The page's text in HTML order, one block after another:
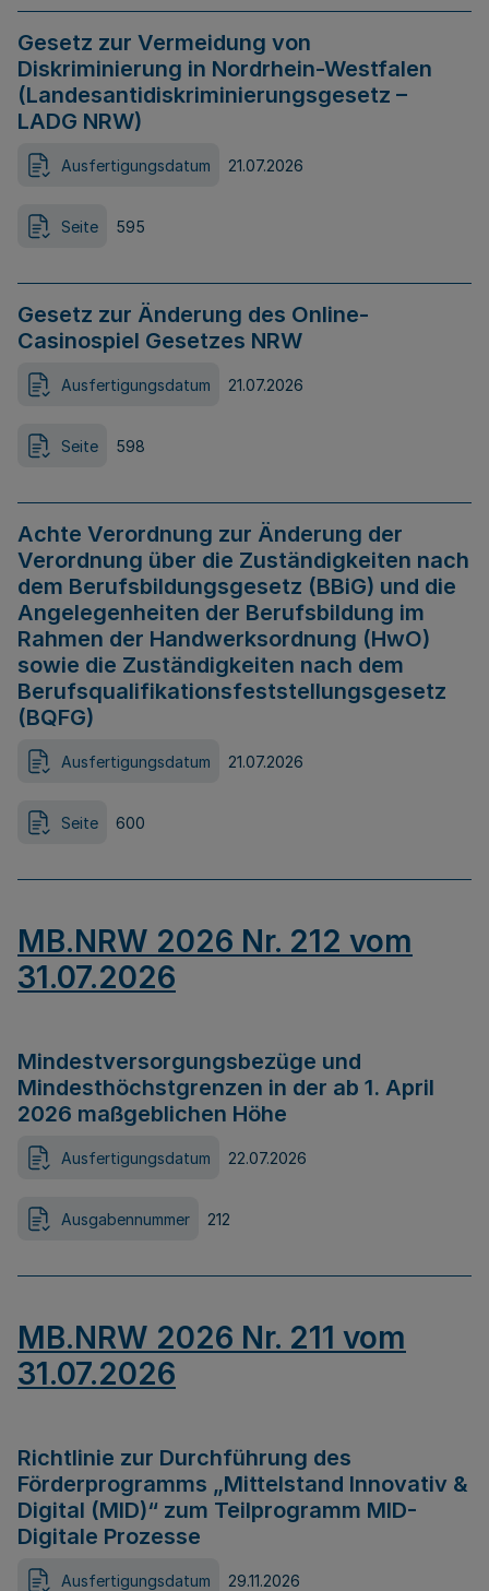
Gesetz zur Vermeidung von
Diskriminierung in Nordrhein-Westfalen
(Landesantidiskriminierungsgesetz –
LADG NRW)
Ausfertigungsdatum 21.07.2026
Seite 595
Gesetz zur Änderung des Online-
Casinospiel Gesetzes NRW
Ausfertigungsdatum 21.07.2026
Seite 598
Achte Verordnung zur Änderung der
Verordnung über die Zuständigkeiten nach
dem Berufsbildungsgesetz (BBiG) und die
Angelegenheiten der Berufsbildung im
Rahmen der Handwerksordnung (HwO)
sowie die Zuständigkeiten nach dem
Berufsqualifikationsfeststellungsgesetz
(BQFG)
Ausfertigungsdatum 21.07.2026
Seite 600
MB.NRW 2026 Nr. 212 vom
31.07.2026
Mindestversorgungsbezüge und
Mindesthöchstgrenzen in der ab 1. April
2026 maßgeblichen Höhe
Ausfertigungsdatum 22.07.2026
Ausgabennummer 212
MB.NRW 2026 Nr. 211 vom
31.07.2026
Richtlinie zur Durchführung des
Förderprogramms „Mittelstand Innovativ &
Digital (MID)“ zum Teilprogramm MID-
Digitale Prozesse
Ausfertigungsdatum 29.11.2026